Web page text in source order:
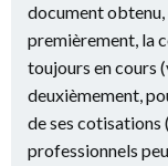
document obtenu,
premièrement, la
toujours en cours
deuxièmement,
de ses cotisations
professionnels